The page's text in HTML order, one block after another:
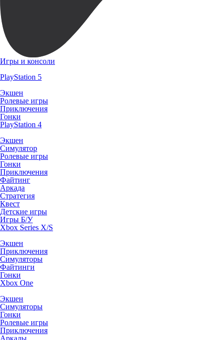
Игры и консоли
PlayStation 5
Экшен
Ролевые игры
Приключения
Гонки
PlayStation 4
Экшен
Симулятор
Ролевые игры
Гонки
Приключения
Файтинг
Аркада
Стратегия
Квест
Детские игры
Игры Б/У
Xbox Series X/S
Экшен
Приключения
Симуляторы
Файтинги
Гонки
Xbox One
Экшен
Симуляторы
Гонки
Ролевые игры
Приключения
Аркады